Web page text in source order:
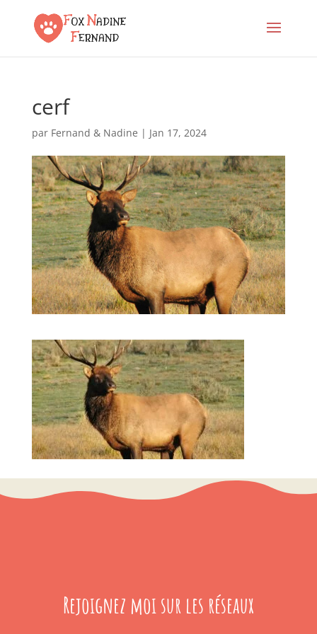
cerf
par Fernand & Nadine | Jan 17, 2024
Rejoignez moi sur les réseaux